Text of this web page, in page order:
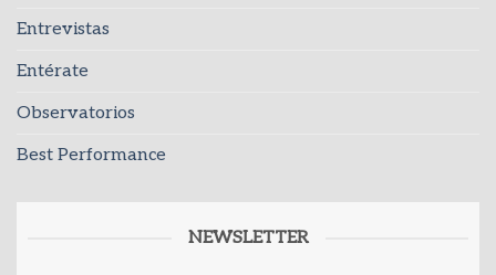
Entrevistas
Entérate
Observatorios
Best Performance
NEWSLETTER